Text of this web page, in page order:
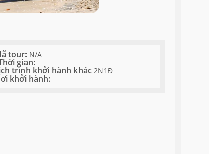
tour: N/A
gian:
trình khởi hành khác2N1Đ
khởi hành: